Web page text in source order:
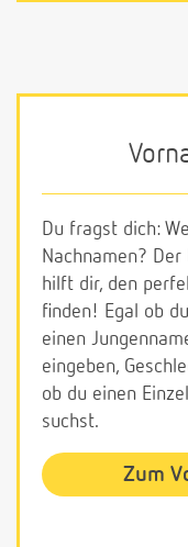
Du fragst dich:
Nachnamen?
hilft dir, den
finden! Egal ob
einen
eingeben,
ob du einen
suchst.
Zum